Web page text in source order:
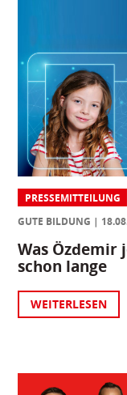
PRESSEMITTEILUNG
GUTE BILDUNG
Was Özdemir
schon lange
WEITERLESEN